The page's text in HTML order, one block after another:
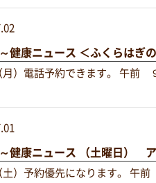
ニュース ＜ふくらはぎ
月）電話予約できます。 午前
ニュース （土曜日） ア
土）予約優先になります。